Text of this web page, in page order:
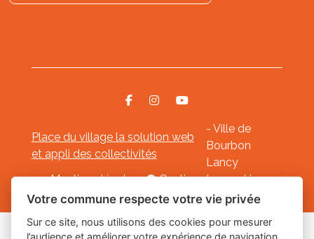
Place du village la solution web
et appli des collectivités
- Ville de
Bourbon
Lancy
Mentions légales- Gestion des cookies
Votre commune respecte votre vie privée
Sur ce site, nous utilisons des cookies pour mesurer
l’audience et améliorer votre expérience de navigation.